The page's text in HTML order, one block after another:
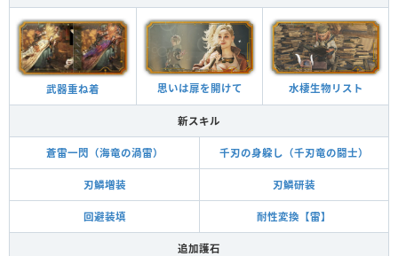
武器重ね着 思いは扉を開けて 水棲生物リスト
新スキル
蒼雷一閃（海竜の渦雷） 千刃の身躱し（千刃竜の闘士）
刃鱗増装 刃鱗研装
回避装填 耐性変換【雷】
追加護石